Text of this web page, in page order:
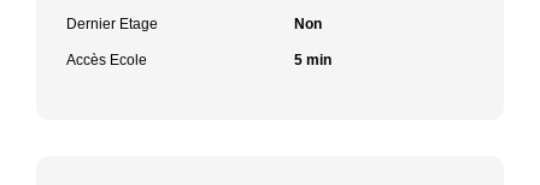
Dernier Etage Non
Accès Ecole 5 min